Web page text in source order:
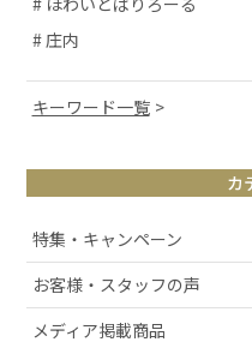
# 庄内
キーワード一覧
# お取り寄せ
# アルケッチァーノ
# 清スタが語るこの商品の
# ラフランス
# 庄内弁
カ
特集・キャンペーン
お客様・スタッフの声
メディア掲載商品